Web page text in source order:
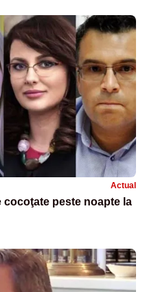
Actual
cocoţate peste noapte la